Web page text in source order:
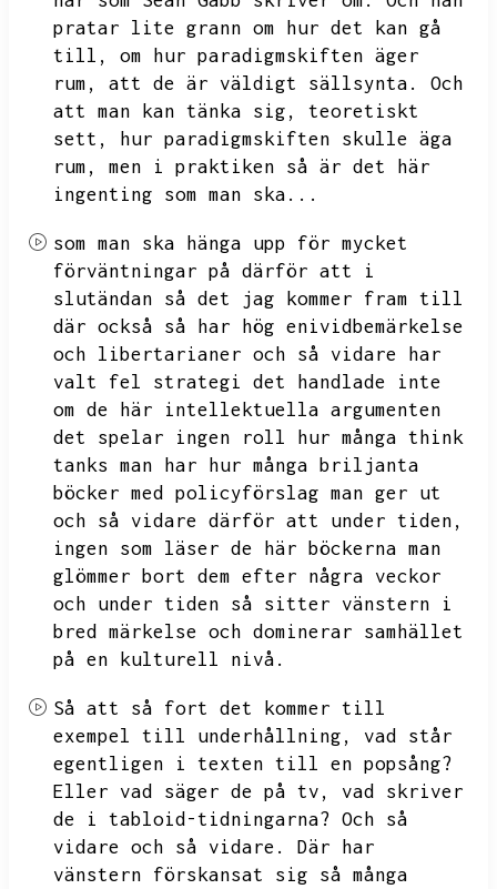
pratar lite grann om hur det kan gå
till,
om hur paradigmskiften äger
rum,
att de är väldigt sällsynta.
Och
att man kan tänka sig,
teoretiskt
sett,
hur paradigmskiften skulle äga
rum,
men i praktiken så är det här
ingenting som man ska...
som man ska hänga upp för mycket
förväntningar på därför att i
slutändan så det jag kommer fram till
där också så har hög enividbemärkelse
och libertarianer och så vidare har
valt fel strategi det handlade inte
om de här intellektuella argumenten
det spelar ingen roll hur många think
tanks man har hur många briljanta
böcker med policyförslag man ger ut
och så vidare därför att under tiden,
ingen som läser de här böckerna man
glömmer bort dem efter några veckor
och under tiden så sitter vänstern
i
bred märkelse och dominerar samhället
på en kulturell nivå.
Så att så fort det kommer till
exempel till underhållning,
vad står
egentligen i texten till en popsång?
Eller vad säger de på tv,
vad skriver
de i tabloid-tidningarna? Och så
vidare och så vidare.
Där har
vänstern förskansat sig så många